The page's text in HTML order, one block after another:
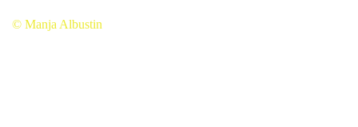
© Manja Albustin